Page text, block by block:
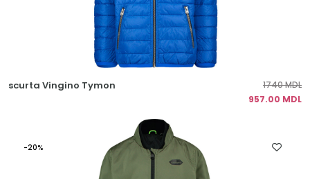
scurta Vingino Tymon
1740 MDL
957.00 MDL
-20%